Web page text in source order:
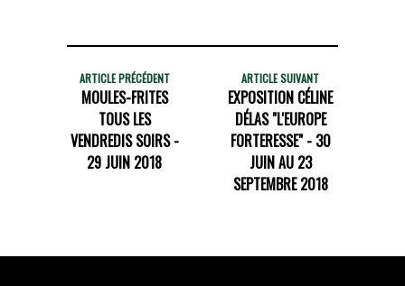
ARTICLE PRÉCÉDENT
MOULES-FRITES
TOUS LES
VENDREDIS SOIRS -
29 JUIN 2018
ARTICLE SUIVANT
EXPOSITION CÉLINE
DÉLAS "L'EUROPE
FORTERESSE" - 30
JUIN AU 23
SEPTEMBRE 2018